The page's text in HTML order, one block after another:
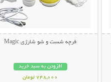
فرچه شست و شو شارژی Magic
افزودن به سبد خرید
748,000 تومان